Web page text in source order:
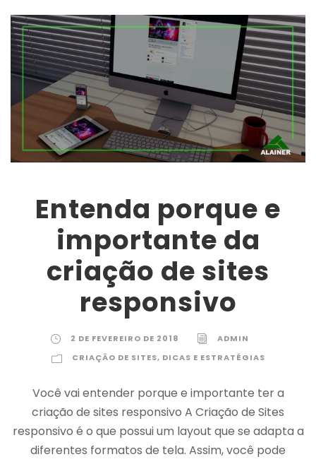
Entenda porque e
importante da
criação de sites
responsivo
2 DE FEVEREIRO DE 2018
ADMIN
CRIAÇÃO DE SITES, DICAS E ESTRATÉGIAS
Você vai entender porque e importante ter a
criação de sites responsivo A Criação de Sites
responsivo é o que possui um layout que se adapta a
diferentes formatos de tela. Assim, você pode